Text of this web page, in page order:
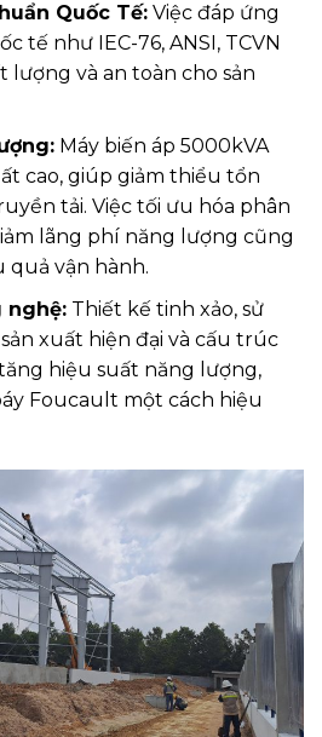
Quốc Tế:Việc đáp ứng
tế như IEC-76, ANSI, TCVN
lượng và an toàn cho sản
Máy biến áp 5000kVA
cao, giúp giảm thiểu tổn
tải. Việc tối ưu hóa phân
lãng phí năng lượng cũng
quả vận hành.
nghệ:Thiết kế tinh xảo, sử
xuất hiện đại và cấu trúc
hiệu suất năng lượng,
Foucault một cách hiệu